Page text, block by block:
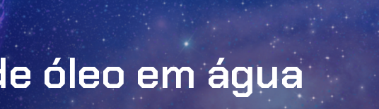
óleo em água